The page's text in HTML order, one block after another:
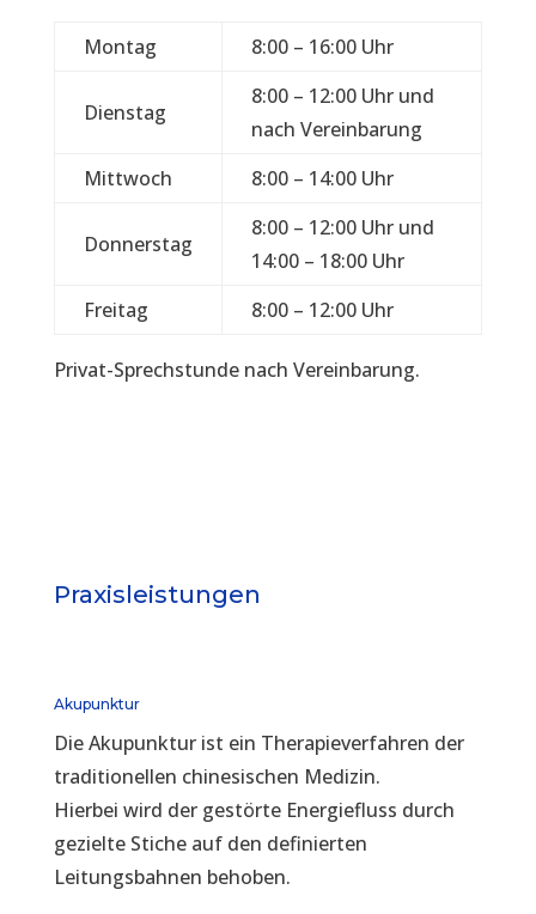
Montag 8:00 – 16:00 Uhr
Dienstag
8:00 – 12:00 Uhr und
nach Vereinbarung
Mittwoch
8:00 – 14:00 Uhr
Donnerstag
8:00 – 12:00 Uhr und
14:00 – 18:00 Uhr
Freitag
8:00 – 12:00 Uhr
Privat-Sprechstunde nach Vereinbarung.
Praxisleistungen
Akupunktur
Die Akupunktur ist ein Therapieverfahren der
traditionellen chinesischen Medizin.
Hierbei wird der gestörte Energiefluss durch
gezielte Stiche auf den definierten
Leitungsbahnen behoben.